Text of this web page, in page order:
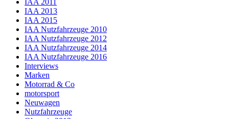
IAA 2013
IAA 2015
IAA Nutzfahrzeuge 2010
IAA Nutzfahrzeuge 2012
IAA Nutzfahrzeuge 2014
IAA Nutzfahrzeuge 2016
Interviews
Marken
Motorrad & Co
motorsport
Neuwagen
Nutzfahrzeuge